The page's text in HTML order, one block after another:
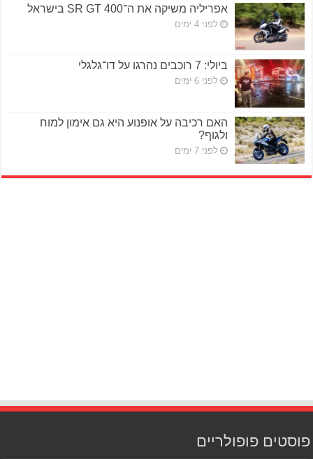
אפריליה משיקה את ה־SR GT 400 בישראל
לפני 4 ימים
ביולי: 7 רוכבים נהרגו על דו־גלגלי
לפני 6 ימים
האם רכיבה על אופנוע היא גם אימון למוח
ולגוף?
לפני 7 ימים
פוסטים פופולריים